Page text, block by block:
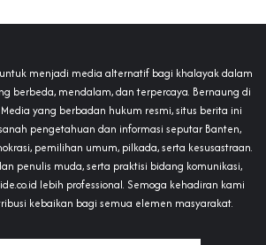
menjadi media alternatif bagi khalayak dalam
berbeda, mendalam, dan terpercaya. Bernaung di
yang berbadan hukum resmi, situs berita ini
pengetahuan dan informasi seputar Banten,
pemilihan umum, pilkada, serta kesusastraan.
penulis muda, serta praktisi bidang komunikasi,
lebih professional. Semoga kehadiran kami
kebaikan bagi semua elemen masyarakat.